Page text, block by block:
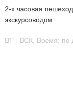
2-х часовая
экскурсоводом
ВТ - ВСК, Время: по